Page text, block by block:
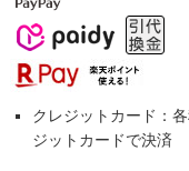
クレジットカード：
ジットカードで決済